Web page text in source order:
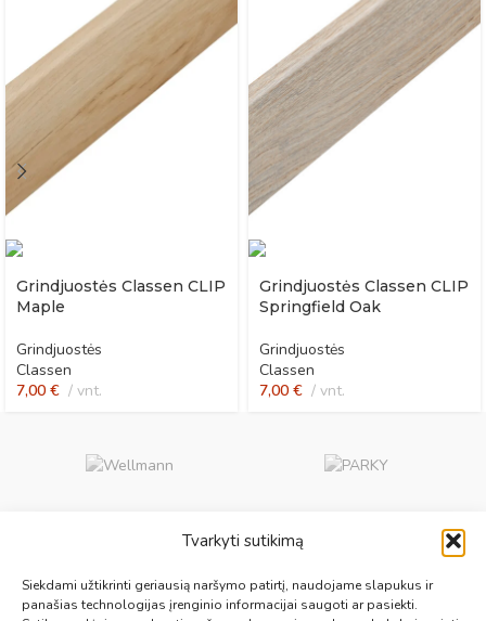
Tvarkyti sutikimą
Siekdami užtikrinti geriausią naršymo patirtį, naudojame slapukus ir
panašias technologijas įrenginio informacijai saugoti ar pasiekti.
Grindjuostės Classen CLIP
Maple
Grindjuostės
Classen
7,00 € vnt.
Grindjuostės Classen CLIP
Springfield Oak
Grindjuostės
Classen
7,00 € vnt.
Aukščiausios kokybės medinės, laminuotos, vinilinės grindys, paklotai,
kiliminės plytelės, grindjuostės ir kt. originalios bei kokybiškos prekės